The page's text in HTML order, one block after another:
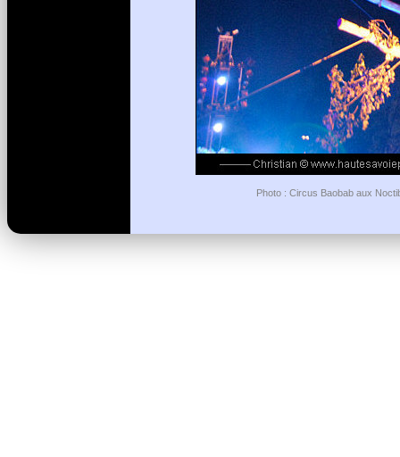
Photo : Circus Baobab aux